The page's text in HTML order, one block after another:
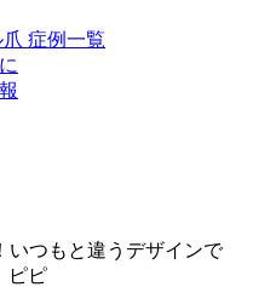
症例一覧
いつもと違うデザインで
ピ